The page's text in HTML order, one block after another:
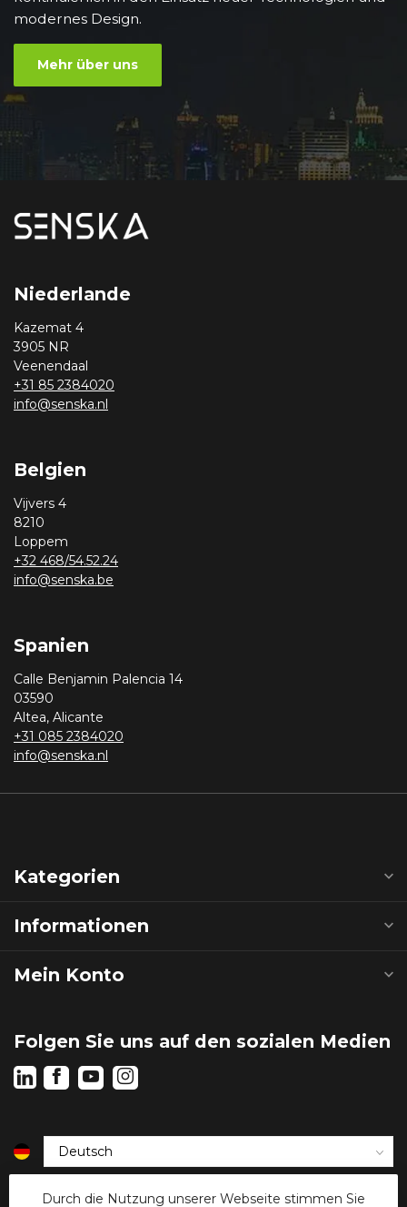
modernes Design.
Mehr über uns
Niederlande
Kazemat 4
3905 NR
Veenendaal
+31 85 2384020
info@senska.nl
Belgien
Vijvers 4
8210
Loppem
+32 468/54.52.24
info@senska.be
Spanien
Calle Benjamin Palencia 14
03590
Altea, Alicante
+31 085 2384020
info@senska.nl
Kategorien
Informationen
Mein Konto
Folgen Sie uns auf den sozialen Medien
Durch die Nutzung unserer Webseite stimmen Sie